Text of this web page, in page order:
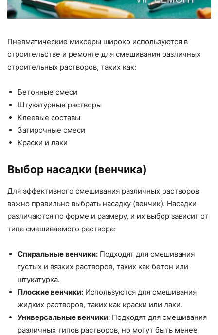
Пневматические миксеры широко используются в
строительстве и ремонте для смешивания различных
строительных растворов, таких как:
Бетонные смеси
Штукатурные растворы
Клеевые составы
Затирочные смеси
Краски и лаки
Выбор насадки (венчика)
Для эффективного смешивания различных растворов
важно правильно выбрать насадку (венчик). Насадки
различаются по форме и размеру, и их выбор зависит от
типа смешиваемого раствора:
Спиральные венчики: Подходят для смешивания
густых и вязких растворов, таких как бетон или
штукатурка.
Плоские венчики: Используются для смешивания
жидких растворов, таких как краски или лаки.
Универсальные венчики: Подходят для смешивания
различных типов растворов, но могут быть менее